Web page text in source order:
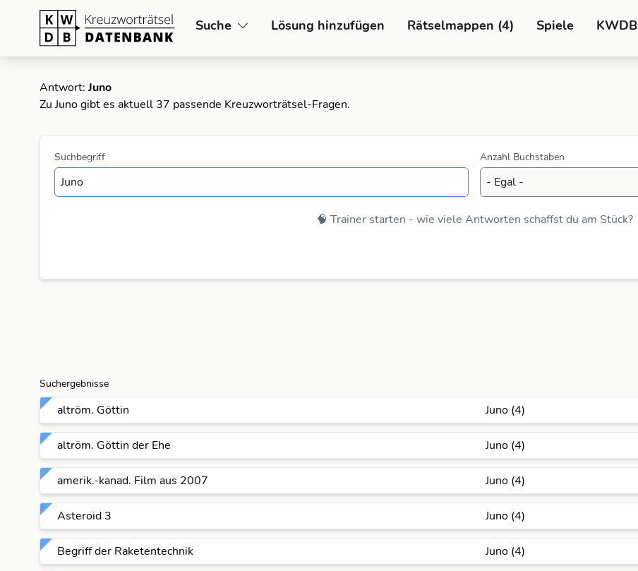
Suche Lösung hinzufügen Rätselmappen (4) Spiele KWDB
Antwort: Juno
Zu Juno gibt es aktuell 37 passende Kreuzworträtsel-Fragen.
Suchbegriff Anzahl Buchstaben
🧠 Trainer starten - wie viele Antworten schaffst du am Stück?
Suchergebnisse
altröm. Göttin Juno (4)
altröm. Göttin der Ehe Juno (4)
amerik.-kanad. Film aus 2007 Juno (4)
Asteroid 3 Juno (4)
Begriff der Raketentechnik Juno (4)